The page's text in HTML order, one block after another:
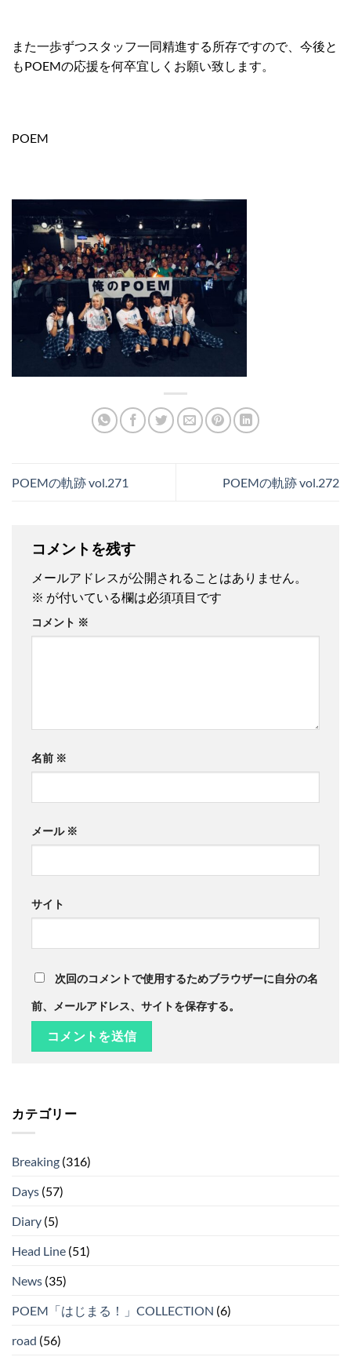
また一歩ずつスタッフ一同精進する所存ですので、今後と
もPOEMの応援を何卒宜しくお願い致します。
POEM
POEMの軌跡 vol.271 POEMの軌跡 vol.272
コメントを残す
メールアドレスが公開されることはありません。
※ が付いている欄は必須項目です
コメント ※
名前 ※
メール ※
サイト
次回のコメントで使用するためブラウザーに自分の名
前、メールアドレス、サイトを保存する。
カテゴリー
Breaking (316)
Days (57)
Diary (5)
Head Line (51)
News (35)
POEM「はじまる！」COLLECTION (6)
road (56)